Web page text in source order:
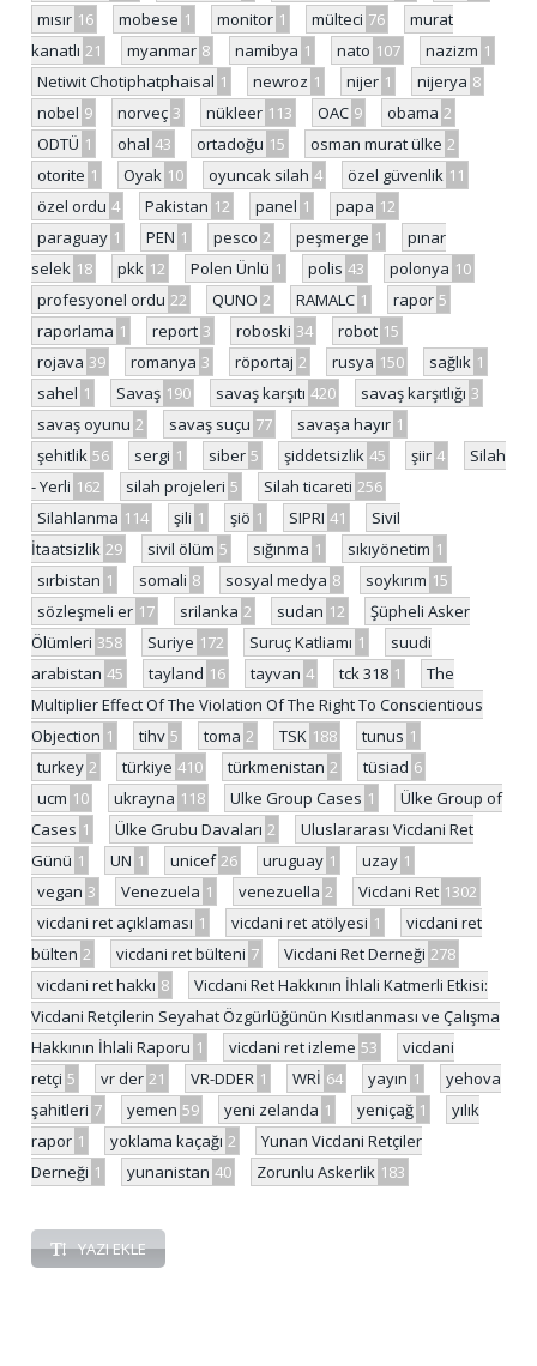
mısır 16 mobese 1 monitor 1 mülteci 76
murat
kanatlı 21 myanmar 8 namibya 1 nato 107 nazizm 1
Netiwit Chotiphatphaisal 1 newroz 1 nijer 1 nijerya 8
nobel 9 norveç 3 nükleer 113 OAC 9 obama 2
ODTÜ 1 ohal 43 ortadoğu 15 osman murat ülke 2
otorite 1 Oyak 10 oyuncak silah 4 özel güvenlik 11
özel ordu 4 Pakistan 12 panel 1 papa 12
paraguay 1 PEN 1 pesco 2 peşmerge 1
pınar
selek 18 pkk 12 Polen Ünlü 1 polis 43 polonya 10
profesyonel ordu 22 QUNO 2 RAMALC 1 rapor 5
raporlama 1 report 3 roboski 34 robot 15
rojava 39 romanya 3 röportaj 2 rusya 150 sağlık 1
sahel 1 Savaş 190 savaş karşıtı 420 savaş karşıtlığı 3
savaş oyunu 2 savaş suçu 77 savaşa hayır 1
şehitlik 56 sergi 1 siber 5 şiddetsizlik 45 şiir 4
Silah
- Yerli 162 silah projeleri 5 Silah ticareti 256
Silahlanma 114 şili 1 şiö 1 SIPRI 41
Sivil
İtaatsizlik 29 sivil ölüm 5 sığınma 1 sıkıyönetim 1
sırbistan 1 somali 8 sosyal medya 8 soykırım 15
sözleşmeli er 17 srilanka 2 sudan 12
Şüpheli Asker
Ölümleri 358 Suriye 172 Suruç Katliamı 1
suudi
arabistan 45 tayland 16 tayvan 4 tck 318 1
The
Multiplier Effect Of The Violation Of The Right To Conscientious
Objection 1 tihv 5 toma 2 TSK 188 tunus 1
turkey 2 türkiye 410 türkmenistan 2 tüsiad 6
ucm 10 ukrayna 118 Ulke Group Cases 1
Ülke Group of
Cases 1 Ülke Grubu Davaları 2
Uluslararası Vicdani Ret
Günü 1 UN 1 unicef 26 uruguay 1 uzay 1
vegan 3 Venezuela 1 venezuella 2 Vicdani Ret 1302
vicdani ret açıklaması 1 vicdani ret atölyesi 1
vicdani ret
bülten 2 vicdani ret bülteni 7 Vicdani Ret Derneği 278
vicdani ret hakkı 8
Vicdani Ret Hakkının İhlali Katmerli Etkisi:
Vicdani Retçilerin Seyahat Özgürlüğünün Kısıtlanması ve Çalışma
Hakkının İhlali Raporu 1 vicdani ret izleme 53
vicdani
retçi 5 vr der 21 VR-DDER 1 WRİ 64 yayın 1
yehova
şahitleri 7 yemen 59 yeni zelanda 1 yeniçağ 1
yılık
rapor 1 yoklama kaçağı 2
Yunan Vicdani Retçiler
Derneği 1 yunanistan 40 Zorunlu Askerlik 183
YAZI EKLE